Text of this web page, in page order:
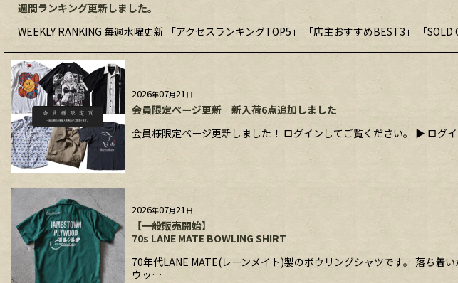
週間ランキング更新しました。
WEEKLY RANKING 毎週水曜更新 「アクセスランキングTOP5」 「店主おすすめBEST3」 「
2026年07月21日
会員限定ページ更新｜新入荷6点追加しました
会員様限定ページ更新しました！ ログインしてご覧ください。 ▶ ログ
2026年07月21日
【一般販売開始】
70s LANE MATE BOWLING SHIRT
70年代LANE MATE(レーンメイト)製のボウリングシャツです。 落ち着
ウッ…